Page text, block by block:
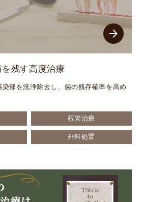
arrow_forward
を残す高度治療
部を洗浄除去し、歯の残存確率を高め
根管治療
外科処置